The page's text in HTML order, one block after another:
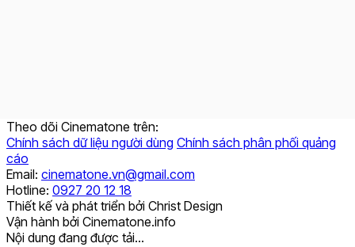
Theo dõi Cinematone trên:
Chính sách dữ liệu người dùng Chính sách phân phối quảng
cáo
Email: cinematone.vn@gmail.com
Hotline: 0927 20 12 18
Thiết kế và phát triển bởi Christ Design
Vận hành bởi Cinematone.info
Nội dung đang được tải...